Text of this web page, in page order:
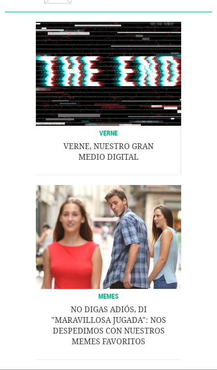
VERNE
VERNE, NUESTRO GRAN
MEDIO DIGITAL
MEMES
NO DIGAS ADIÓS, DI
"MARAVILLOSA JUGADA": NOS
DESPEDIMOS CON NUESTROS
MEMES FAVORITOS